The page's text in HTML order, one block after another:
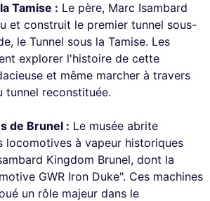
Tamise : Le père, Marc Isambard
et construit le premier tunnel sous-
le Tunnel sous la Tamise. Les
explorer l'histoire de cette
et même marcher à travers
tunnel reconstituée.
de Brunel : Le musée abrite
locomotives à vapeur historiques
Kingdom Brunel, dont la
GWR Iron Duke". Ces machines
un rôle majeur dans le